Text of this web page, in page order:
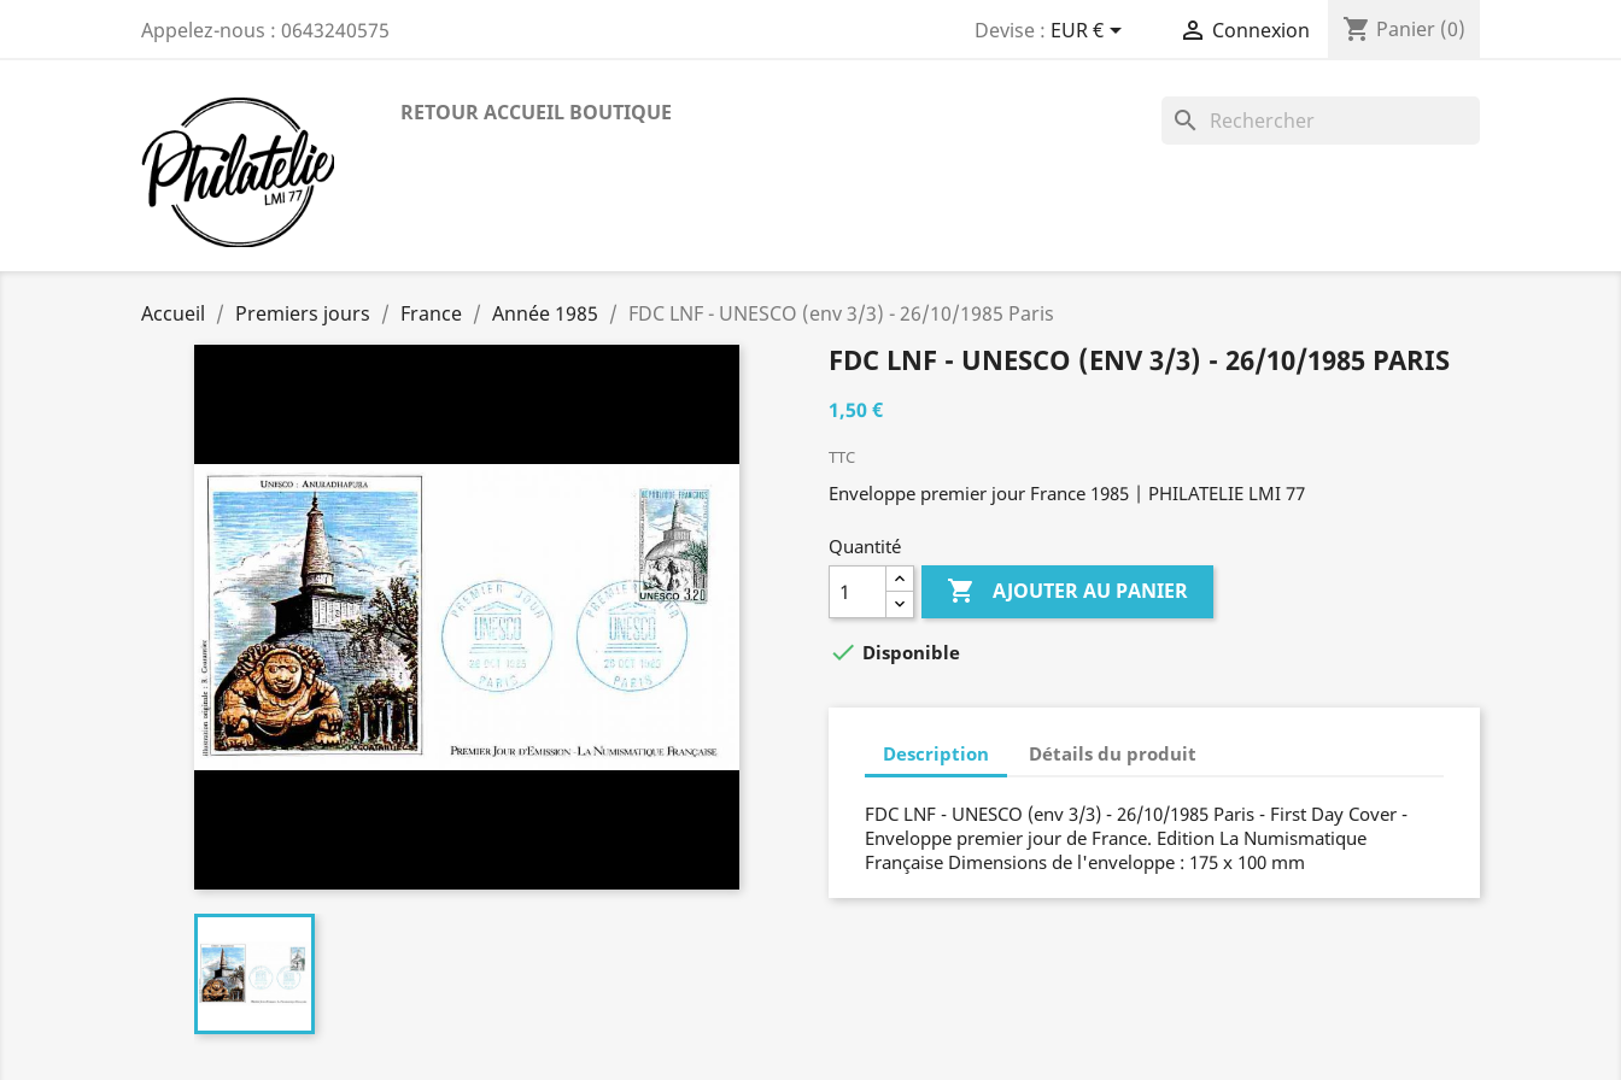
Appelez-nous : 0643240575 Devise : EUR €  Connexion shopping_cart Panier (0)
RETOUR ACCUEIL BOUTIQUE search
Accueil Premiers jours France Année 1985 FDC LNF - UNESCO (env 3/3) - 26/10/1985 Paris
FDC LNF - UNESCO (ENV 3/3) - 26/10/1985 PARIS
1,50 €
TTC
Enveloppe premier jour France 1985 | PHILATELIE LMI 77
Quantité
 AJOUTER AU PANIER
 Disponible
Description Détails du produit
FDC LNF - UNESCO (env 3/3) - 26/10/1985 Paris - First Day Cover -
Enveloppe premier jour de France. Edition La Numismatique
Française Dimensions de l'enveloppe : 175 x 100 mm